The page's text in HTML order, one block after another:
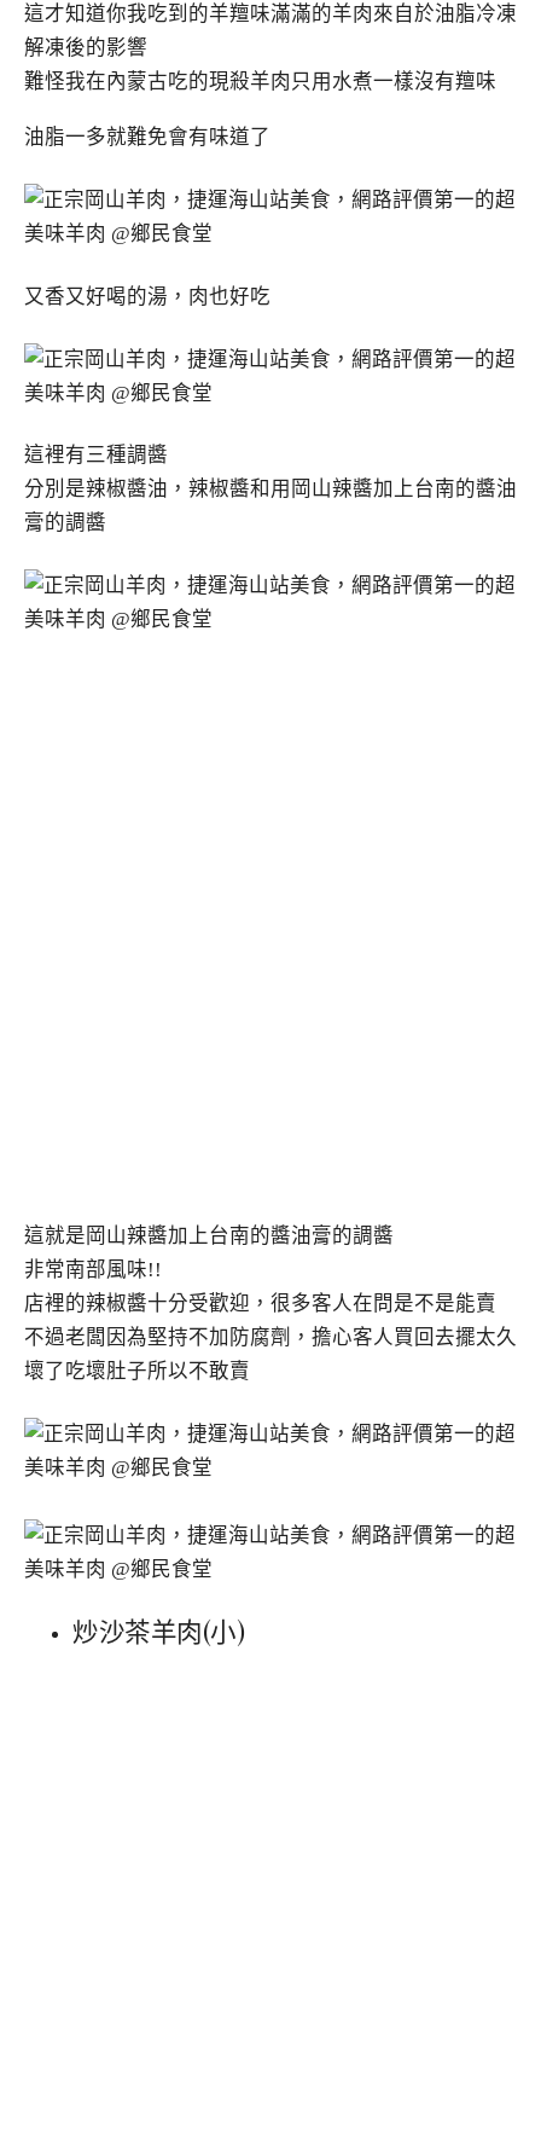
這才知道你我吃到的羊羶味滿滿的羊肉來自於油脂冷凍
解凍後的影響
難怪我在內蒙古吃的現殺羊肉只用水煮一樣沒有羶味
油脂一多就難免會有味道了
又香又好喝的湯，肉也好吃
這裡有三種調醬
分別是辣椒醬油，辣椒醬和用岡山辣醬加上台南的醬油
膏的調醬
這就是岡山辣醬加上台南的醬油膏的調醬
非常南部風味!!
店裡的辣椒醬十分受歡迎，很多客人在問是不是能賣
不過老闆因為堅持不加防腐劑，擔心客人買回去擺太久
壞了吃壞肚子所以不敢賣
炒沙茶羊肉(小)